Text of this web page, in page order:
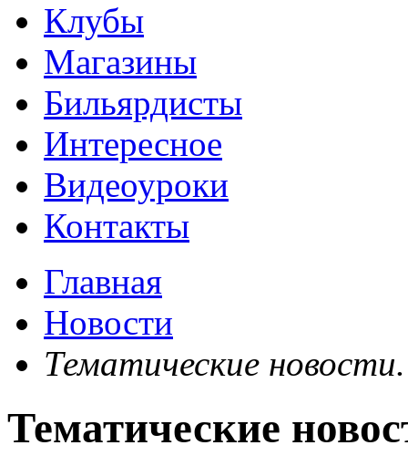
Клубы
Магазины
Бильярдисты
Интересное
Видеоуроки
Контакты
Главная
Новости
Тематические
Тематические